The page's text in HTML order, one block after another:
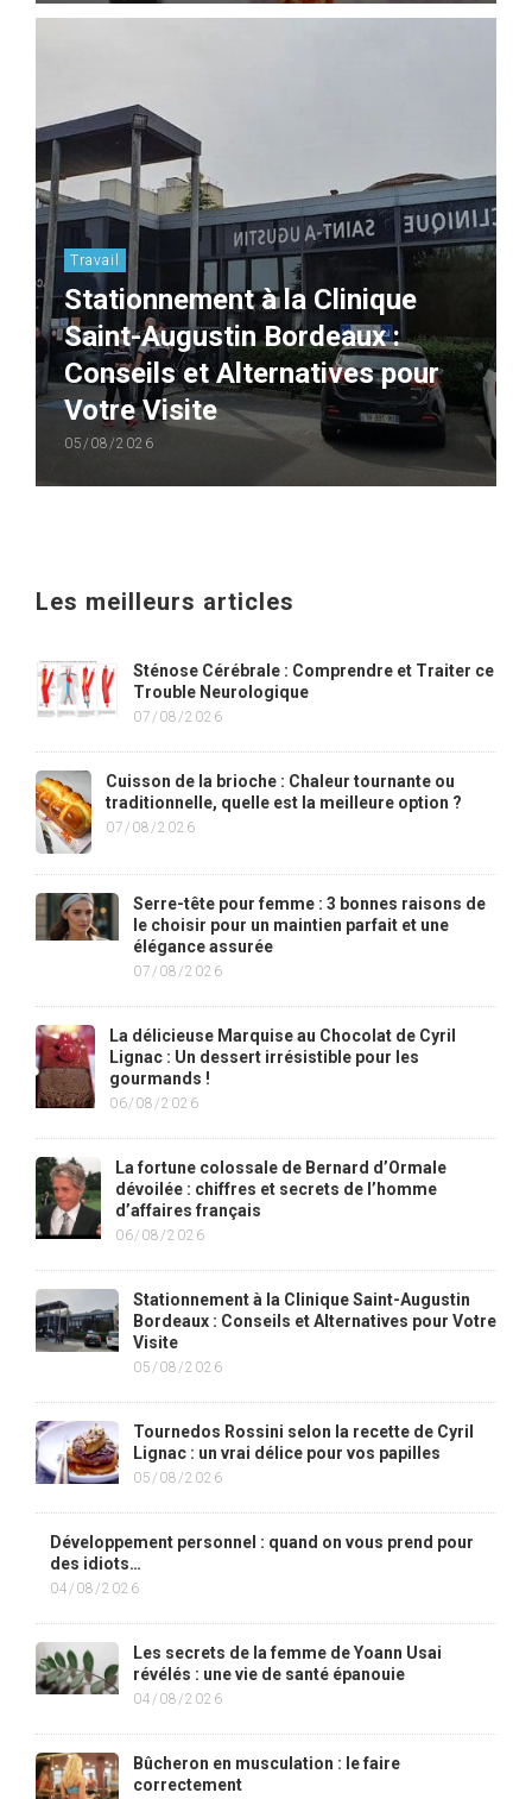
Travail
Stationnement à la Clinique
Saint-Augustin Bordeaux :
Conseils et Alternatives pour
Votre Visite
05/08/2026
Les meilleurs articles
Sténose Cérébrale : Comprendre et Traiter ce
Trouble Neurologique
07/08/2026
Cuisson de la brioche : Chaleur tournante ou
traditionnelle, quelle est la meilleure option ?
07/08/2026
Serre-tête pour femme : 3 bonnes raisons de
le choisir pour un maintien parfait et une
élégance assurée
07/08/2026
La délicieuse Marquise au Chocolat de Cyril
Lignac : Un dessert irrésistible pour les
gourmands !
06/08/2026
La fortune colossale de Bernard d’Ormale
dévoilée : chiffres et secrets de l’homme
d’affaires français
06/08/2026
Stationnement à la Clinique Saint-Augustin
Bordeaux : Conseils et Alternatives pour Votre
Visite
05/08/2026
Tournedos Rossini selon la recette de Cyril
Lignac : un vrai délice pour vos papilles
05/08/2026
Développement personnel : quand on vous prend pour
des idiots…
04/08/2026
Les secrets de la femme de Yoann Usai
révélés : une vie de santé épanouie
04/08/2026
Bûcheron en musculation : le faire
correctement